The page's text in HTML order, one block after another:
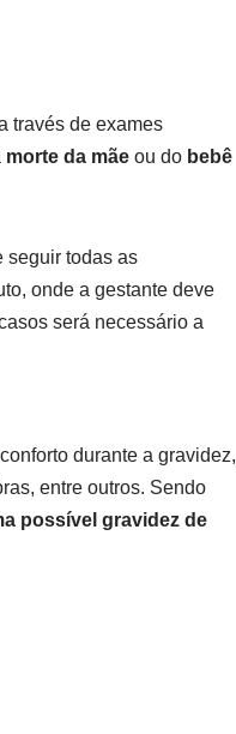
través de exames
morte da mãe ou do bebê
seguir todas as
onde a gestante deve
será necessário a
durante a gravidez,
entre outros. Sendo
possível gravidez de